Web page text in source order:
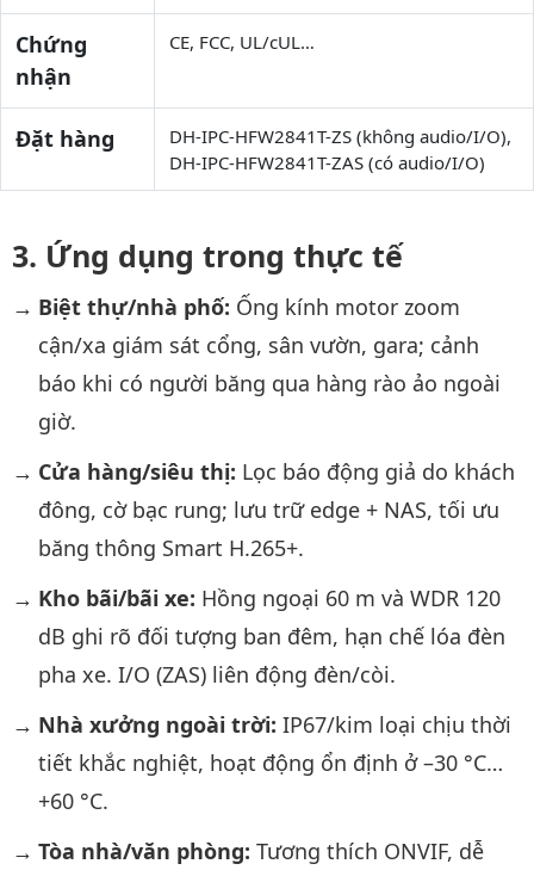
Chứng
nhận
CE, FCC, UL/cUL…
Đặt hàng
DH-IPC-HFW2841T-ZS (không audio/I/O),
DH-IPC-HFW2841T-ZAS (có audio/I/O)
Ứng dụng trong thực tế
Biệt thự/nhà phố: Ống kính motor zoom
cận/xa giám sát cổng, sân vườn, gara; cảnh
báo khi có người băng qua hàng rào ảo ngoài
giờ.
Cửa hàng/siêu thị: Lọc báo động giả do khách
đông, cờ bạc rung; lưu trữ edge + NAS, tối ưu
băng thông Smart H.265+.
Kho bãi/bãi xe: Hồng ngoại 60 m và WDR 120
dB ghi rõ đối tượng ban đêm, hạn chế lóa đèn
pha xe. I/O (ZAS) liên động đèn/còi.
Nhà xưởng ngoài trời: IP67/kim loại chịu thời
tiết khắc nghiệt, hoạt động ổn định ở –30 °C…
+60 °C.
Tòa nhà/văn phòng: Tương thích ONVIF, dễ